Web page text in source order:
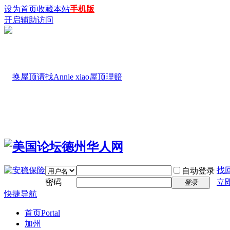
设为首页收藏本站手机版
开启辅助访问
自动登录 找
密码
登录
立
快捷导航
首页Portal
加州